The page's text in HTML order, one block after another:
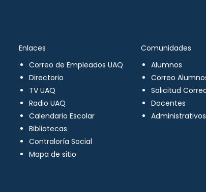
Enlaces
Correo de Empleados UAQ
Directorio
TV UAQ
Radio UAQ
Calendario Escolar
Bibliotecas
Contraloría Social
Mapa de sitio
Comunidades
Alumnos
Correo
Solicitud
Docentes
Administrativos